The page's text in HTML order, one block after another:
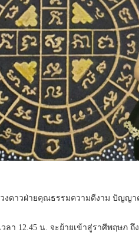
งดาวฝ่ายคุณธรรมความดีงาม ปัญญ
ลา 12.45 น. จะย้ายเข้าสู่ราศีพฤษภ ถึ